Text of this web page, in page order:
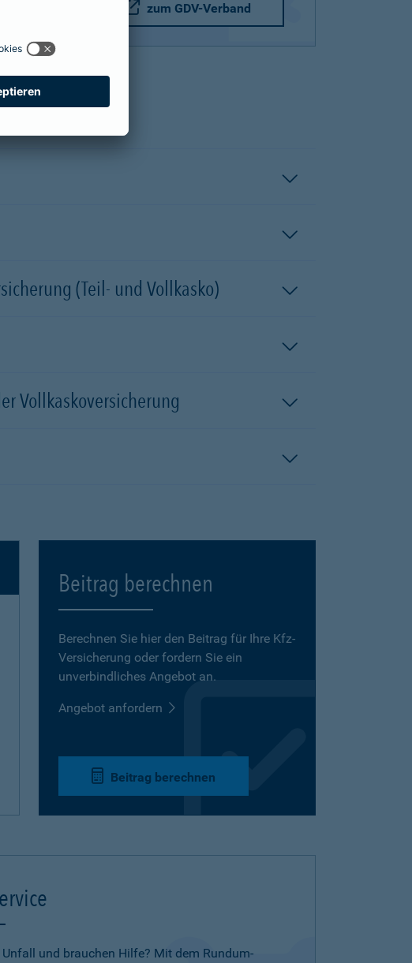
zum GDV-Verband
(Teil- und Vollkasko)
Vollkaskoversicherung
Beitrag berechnen
Berechnen Sie hier den Beitrag für Ihre Kfz-
Versicherung oder fordern Sie ein
unverbindliches Angebot an.
Angebot anfordern
Beitrag berechnen
Unfall und brauchen Hilfe? Mit dem Rundum-